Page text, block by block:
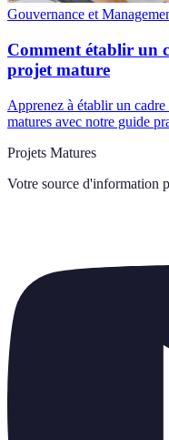
Gouvernance et
Comment établir un
projet mature
Apprenez à établir un
matures avec notre guide
Projets Matures
Votre source d'information